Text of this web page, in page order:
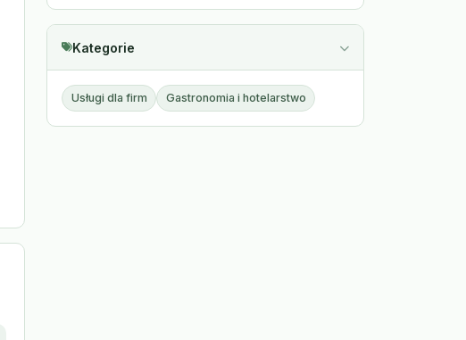
Kategorie
Usługi dla firm Gastronomia i hotelarstwo